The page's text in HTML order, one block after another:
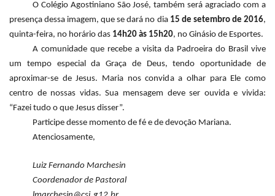
O Colégio Agostiniano São José, também será agraciado com a
presença dessa imagem, que se dará no dia 15 de setembro de 2016,
quinta-feira, no horário das 14h20 às 15h20, no Ginásio de Esportes.
A comunidade que recebe a visita da Padroeira do Brasil vive
um tempo especial da Graça de Deus, tendo oportunidade de
aproximar-se de Jesus. Maria nos convida a olhar para Ele como
centro de nossas vidas. Sua mensagem deve ser ouvida e vivida:
“Fazei tudo o que Jesus disser”.
Participe desse momento de fé e de devoção Mariana.
Atenciosamente,
Luiz Fernando Marchesin
Coordenador de Pastoral